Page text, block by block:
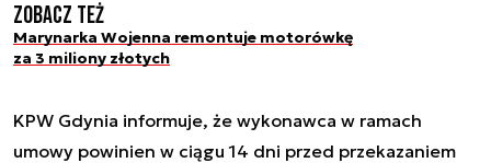
Zobacz też
Marynarka Wojenna remontuje motorówkę
za 3 miliony złotych
KPW Gdynia informuje, że wykonawca w ramach
umowy powinien w ciągu 14 dni przed przekazaniem